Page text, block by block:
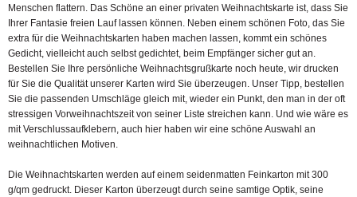
Menschen flattern. Das Schöne an einer privaten Weihnachtskarte ist, dass Sie
Ihrer Fantasie freien Lauf lassen können. Neben einem schönen Foto, das Sie
extra für die Weihnachtskarten haben machen lassen, kommt ein schönes
Gedicht, vielleicht auch selbst gedichtet, beim Empfänger sicher gut an.
Bestellen Sie Ihre persönliche Weihnachtsgrußkarte noch heute, wir drucken
für Sie die Qualität unserer Karten wird Sie überzeugen. Unser Tipp, bestellen
Sie die passenden Umschläge gleich mit, wieder ein Punkt, den man in der oft
stressigen Vorweihnachtszeit von seiner Liste streichen kann. Und wie wäre es
mit Verschlussaufklebern, auch hier haben wir eine schöne Auswahl an
weihnachtlichen Motiven.
Die Weihnachtskarten werden auf einem seidenmatten Feinkarton mit 300
g/qm gedruckt. Dieser Karton überzeugt durch seine samtige Optik, seine